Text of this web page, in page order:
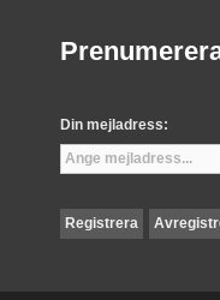
Din mejladress: